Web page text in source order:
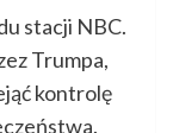
stacji NBC.
Trumpa,
kontrolę